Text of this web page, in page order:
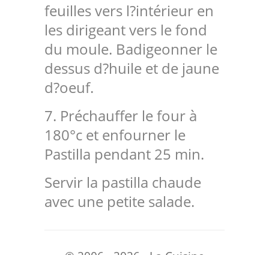
feuilles vers l?intérieur en
les dirigeant vers le fond
du moule. Badigeonner le
dessus d?huile et de jaune
d?oeuf.
7. Préchauffer le four à
180°c et enfourner le
Pastilla pendant 25 min.
Servir la pastilla chaude
avec une petite salade.